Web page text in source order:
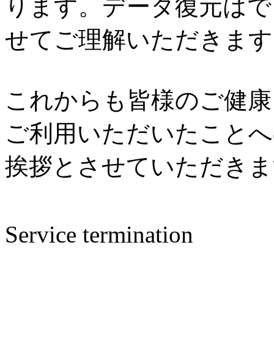
ります。データ復元は
せてご理解いただきま
これからも皆様のご健
ご利用いただいたこと
挨拶とさせていただき
Service termination